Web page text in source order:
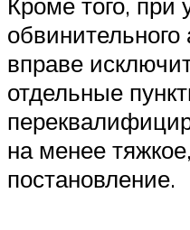
обвинительного
вправе
отдельные
на менее
постановление.